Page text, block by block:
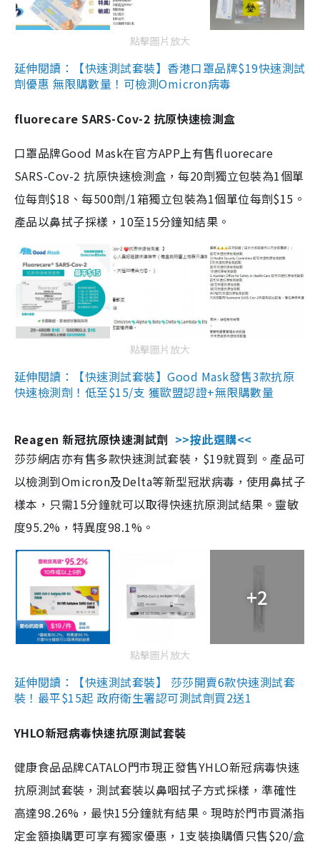
點擊圖片放大
延伸閱讀：【快速測試套裝】香港口罩品牌$19快速測試
劑優惠 無限購數量！可檢測Omicron病毒
fluorecare SARS-Cov-2 抗原快速檢測盒
口罩品牌Good Mask在官方APP上有售fluorecare
SARS-Cov-2 抗原快速檢測盒，每20劑獨立包裝為1個單
位每劑$18、每500劑/1箱獨立包裝為1個單位每劑$15。
產品以鼻拭子採樣，10至15分鐘知結果。
點擊圖片放大
延伸閱讀：【快速測試套裝】Good Mask發售3款抗原
快速檢測劑！低至$15/支 獲歐盟認證+無限購數量
Reagen 新冠抗原快速測試劑 >>按此選購<<
莎莎網店亦有售多款快速測試套裝，$19就買到。產品可
以檢測到Omicron及Delta等新型冠狀病毒，使用鼻拭子
樣本，只需15分鐘就可以取得快速抗原測試結果。靈敏
度95.2%，特異度98.1%。
+2
點擊圖片放大
延伸閱讀：【快速測試套裝】 莎莎開賣6款快速測試套
裝！最平$15起 政府衛生署認可測試劑買2送1
YHLO新冠病毒快速抗原測試套裝
健康食品品牌CATALO門市現正發售YHLO新冠病毒快速
抗原測試套裝，測試套裝以鼻咽拭子方式採樣，準確性
高達98.26%，最快15分鐘就有結果。現時於門市買滿指
定金額換購更可享有獨家優惠，1支裝換購價只售$20/盒